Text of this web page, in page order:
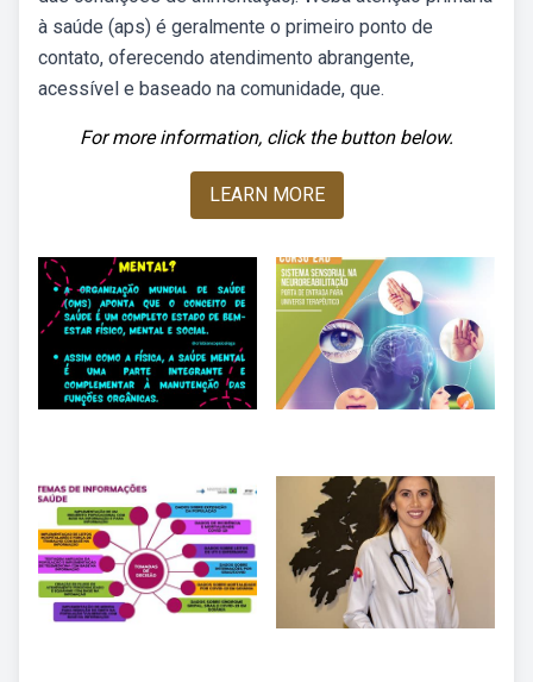
à saúde (aps) é geralmente o primeiro ponto de
contato, oferecendo atendimento abrangente,
acessível e baseado na comunidade, que.
For more information, click the button below.
LEARN MORE